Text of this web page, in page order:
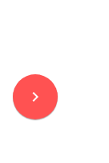
navigate_next